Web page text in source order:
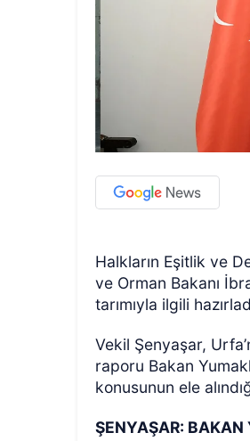
Halkların Eşitlik ve
ve Orman Bakanı
tarımıyla ilgili
Vekil Şenyaşar,
raporu Bakan
konusunun ele
ŞENYAŞAR: BAKAN